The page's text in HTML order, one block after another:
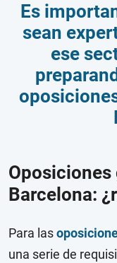
Es
sean
ese
Oposiciones
Barcelona:
Para las
una serie de